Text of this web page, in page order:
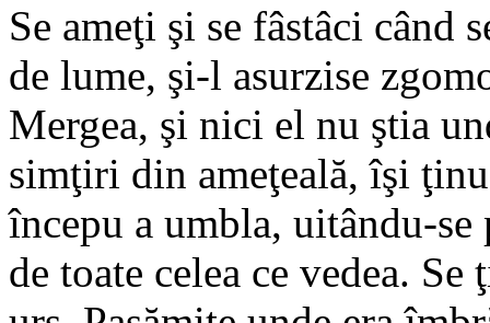
Se ameţi şi se fâstâci când
de lume, şi-l asurzise
Mergea, şi nici el nu ştia
simţiri din ameţeală, îşi
începu a umbla, uitându-
de toate celea ce vedea.